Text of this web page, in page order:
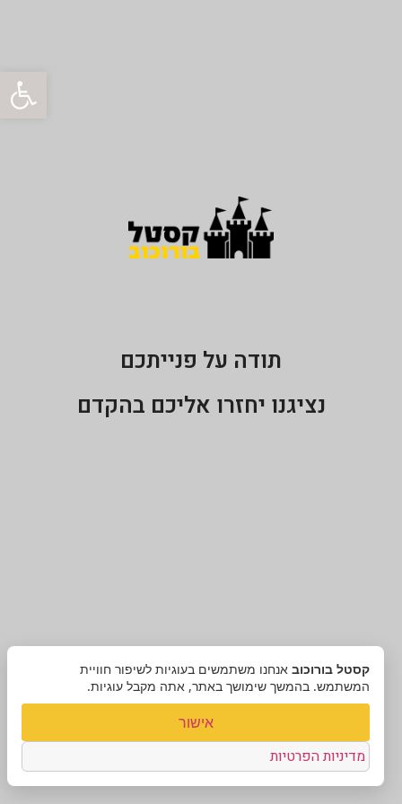
פתח
תודה על פנייתכם
נציגנו יחזרו אליכם בהקדם
קסטל בורוכוב אנחנו משתמשים בעוגיות לשיפור חוויית
המשתמש. בהמשך שימושך באתר, אתה מקבל עוגיות.
אישור
מדיניות הפרטיות